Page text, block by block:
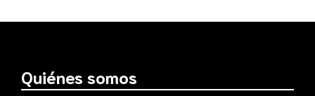
Quiénes somos